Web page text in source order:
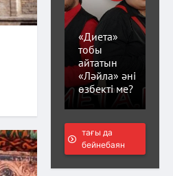
«Диета»
тобы
айтатын
«Ләйла» әні
өзбекті ме?
тағы да
бейнебаян